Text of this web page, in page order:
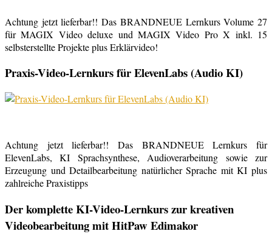
Achtung jetzt lieferbar!! Das BRANDNEUE Lernkurs Volume 27
für MAGIX Video deluxe und MAGIX Video Pro X inkl. 15
selbsterstellte Projekte plus Erklärvideo!
Praxis-Video-Lernkurs für ElevenLabs (Audio KI)
Achtung jetzt lieferbar!! Das BRANDNEUE Lernkurs für
ElevenLabs, KI Sprachsynthese, Audioverarbeitung sowie zur
Erzeugung und Detailbearbeitung natürlicher Sprache mit KI plus
zahlreiche Praxistipps
Der komplette KI-Video-Lernkurs zur kreativen
Videobearbeitung mit HitPaw Edimakor